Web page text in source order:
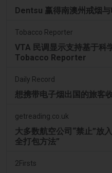
Dentsu 赢得南澳州戒烟
Tobacco Reporter
VTA 民调显示支持基于科
Tobacco Reporter
Daily Record
想携带电子烟出国的旅客
getreading.co.uk
大多数航空公司“禁止”放
全打包方法”
2Firsts